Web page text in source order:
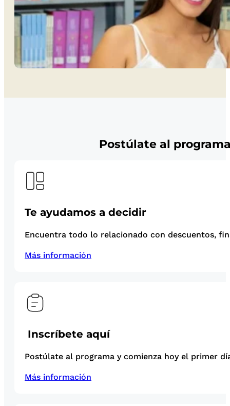
Postúlate al
Te ayudamos a decidir
Encuentra todo lo relacionado con descuentos,
Más información
Inscríbete aquí
Postúlate al programa y comienza hoy el primer
Más información